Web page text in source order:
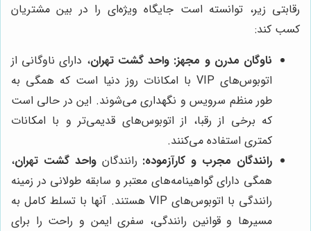
رقابتی زیر، توانسته است جایگاه ویژه‌ای را در بین مشتریان
کسب کند:
ناوگان مدرن و مجهز: واحد گشت تهران، دارای ناوگانی از
اتوبوس‌های VIP با امکانات روز دنیا است که همگی به
طور منظم سرویس و نگهداری می‌شوند. این در حالی است
که برخی از رقبا، از اتوبوس‌های قدیمی‌تر و با امکانات
کمتری استفاده می‌کنند.
رانندگان مجرب و کارآزموده: رانندگانواحد گشت تهران،
همگی دارای گواهینامه‌های معتبر و سابقه طولانی در زمینه
رانندگی با اتوبوس‌های VIP هستند. آنها با تسلط کامل به
مسیرها و قوانین رانندگی، سفری ایمن و راحت را برای